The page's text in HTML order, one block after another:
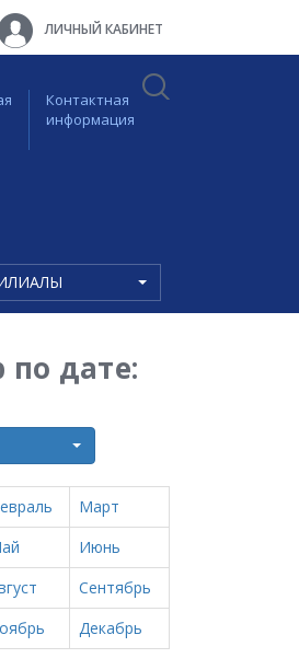
ЛИЧНЫЙ КАБИНЕТ
Контактная
информация
дате:
Март
Июнь
Сентябрь
Декабрь